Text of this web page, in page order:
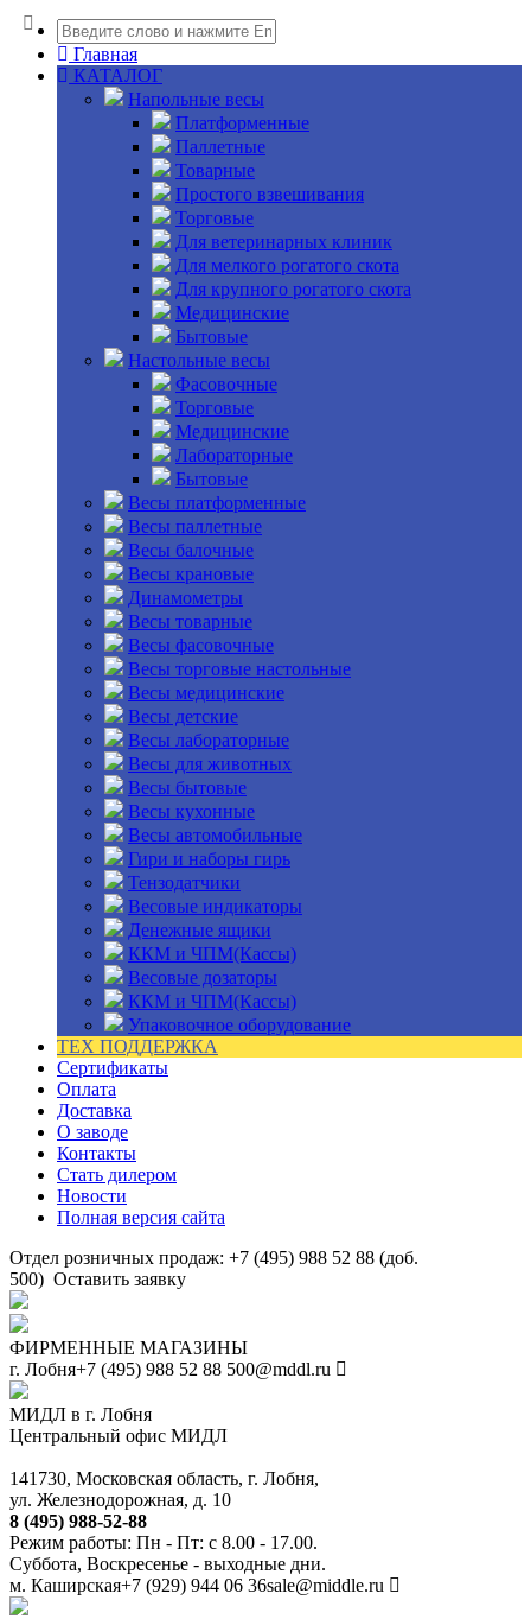
Главная
КАТАЛОГ
Напольные весы
Платформенные
Паллетные
Товарные
Простого взвешивания
Торговые
Для ветеринарных клиник
Для мелкого рогатого скота
Для крупного рогатого скота
Медицинские
Бытовые
Настольные весы
Фасовочные
Торговые
Медицинские
Лабораторные
Бытовые
Весы платформенные
Весы паллетные
Весы балочные
Весы крановые
Динамометры
Весы товарные
Весы фасовочные
Весы торговые настольные
Весы медицинские
Весы детские
Весы лабораторные
Весы для животных
Весы бытовые
Весы кухонные
Весы автомобильные
Гири и наборы гирь
Тензодатчики
Весовые индикаторы
Денежные ящики
ККМ и ЧПМ(Кассы)
Весовые дозаторы
ККМ и ЧПМ(Кассы)
Упаковочное оборудование
ТЕХ ПОДДЕРЖКА
Сертификаты
Оплата
Доставка
О заводе
Контакты
Стать дилером
Новости
Полная версия сайта
Отдел розничных продаж: +7 (495) 988 52 88 (доб.
500) Оставить заявку
ФИРМЕННЫЕ МАГАЗИНЫ
г. Лобня+7 (495) 988 52 88 500@mddl.ru
МИДЛ в г. Лобня
Центральный офис МИДЛ
141730, Московская область, г. Лобня,
ул. Железнодорожная, д. 10
8 (495) 988-52-88
Режим работы: Пн - Пт: с 8.00 - 17.00.
Суббота, Воскресенье - выходные дни.
м. Каширская+7 (929) 944 06 36sale@middle.ru